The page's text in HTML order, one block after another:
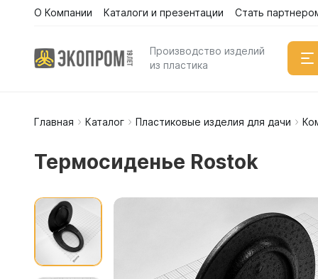
О Компании Каталоги и презентации Стать
Производство изделий
из пластика
Емкости
Емкости
Емкости
Главная Каталог Пластиковые изделия для дачи
Термосиденье Rostok